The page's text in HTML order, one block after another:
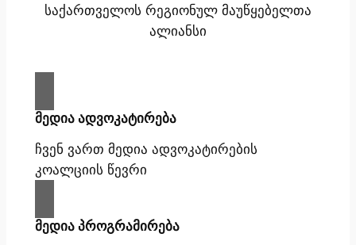
საქართველოს რეგიონულ მაუწყებელთა
ალიანსი
მედია ადვოკატირება
ჩვენ ვართ მედია ადვოკატირების
კოალციის წევრი
მედია პროგრამირება